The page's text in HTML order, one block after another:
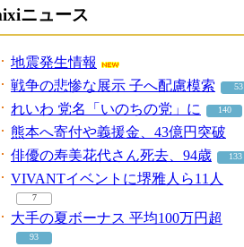
ニュース
地震発生情報
戦争の悲惨な展示 子へ配慮模索
53
れいわ 党名「いのちの党」に 140
熊本へ寄付や義援金、43億円突破
俳優の寿美花代さん死去、94歳
133
VIVANTイベントに堺雅人ら11人
7
大手の夏ボーナス 平均100万円超
93